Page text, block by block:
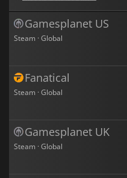
Gamesplanet US
Steam · Global
Fanatical
Steam · Global
Gamesplanet UK
Steam · Global